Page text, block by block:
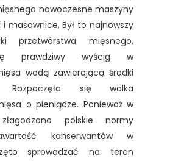
nowoczesne maszyny
i masownice. Był to najnowszy
przetwórstwa mięsnego.
prawdziwy wyścig w
wodą zawierającą środki
Rozpoczęła się walka
o pieniądze. Ponieważ w
polskie normy
konserwantów w
sprowadzać na teren